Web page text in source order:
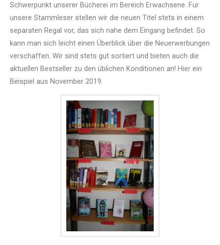
Schwerpunkt unserer Bücherei im Bereich Erwachsene. Für
unsere Stammleser stellen wir die neuen Titel stets in einem
separaten Regal vor, das sich nahe dem Eingang befindet. So
kann man sich leicht einen Überblick über die Neuerwerbungen
verschaffen. Wir sind stets gut sortiert und bieten auch die
aktuellen Bestseller zu den üblichen Konditionen an! Hier ein
Beispiel aus November 2019: